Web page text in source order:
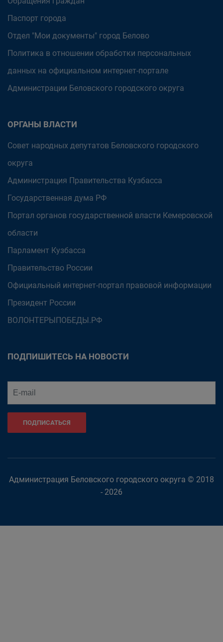
Паспорт города
Отдел "Мои документы" город Белово
Политика в отношении обработки персональных
данных на официальном интернет-портале
Администрации Беловского городского округа
ОРГАНЫ ВЛАСТИ
Совет народных депутатов Беловского городского
округа
Администрация Правительства Кузбасса
Государственная дума РФ
Портал органов государственной власти Кемеровской
области
Парламент Кузбасса
Правительство России
Официальный интернет-портал правовой информации
Президент России
ВОЛОНТЕРЫПОБЕДЫ.РФ
ПОДПИШИТЕСЬ НА НОВОСТИ
ПОДПИСАТЬСЯ
Администрация Беловского городского округа © 2018
- 2026